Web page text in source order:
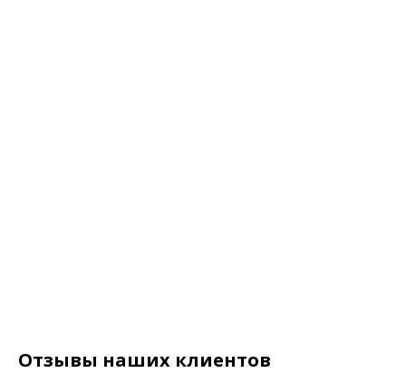
Отзывы наших клиентов